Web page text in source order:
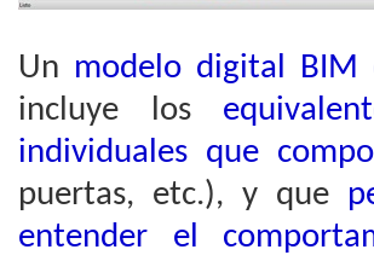
Un modelo digital BIM
incluye los
individuales que
puertas, etc.), y que
entender el